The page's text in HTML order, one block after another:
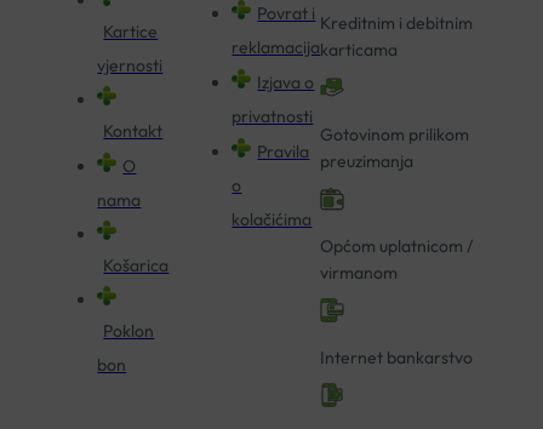
Kartice
vjernosti
Kontakt
O
nama
Košarica
Poklon
bon
Povrat i
reklamacija
Izjava o
privatnosti
Pravila
o
kolačićima
Kreditnim i debitnim
karticama
Gotovinom prilikom
preuzimanja
Općom uplatnicom /
virmanom
Internet bankarstvo